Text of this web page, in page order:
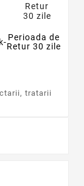
Perioada de
Retur 30 zile
tratarii